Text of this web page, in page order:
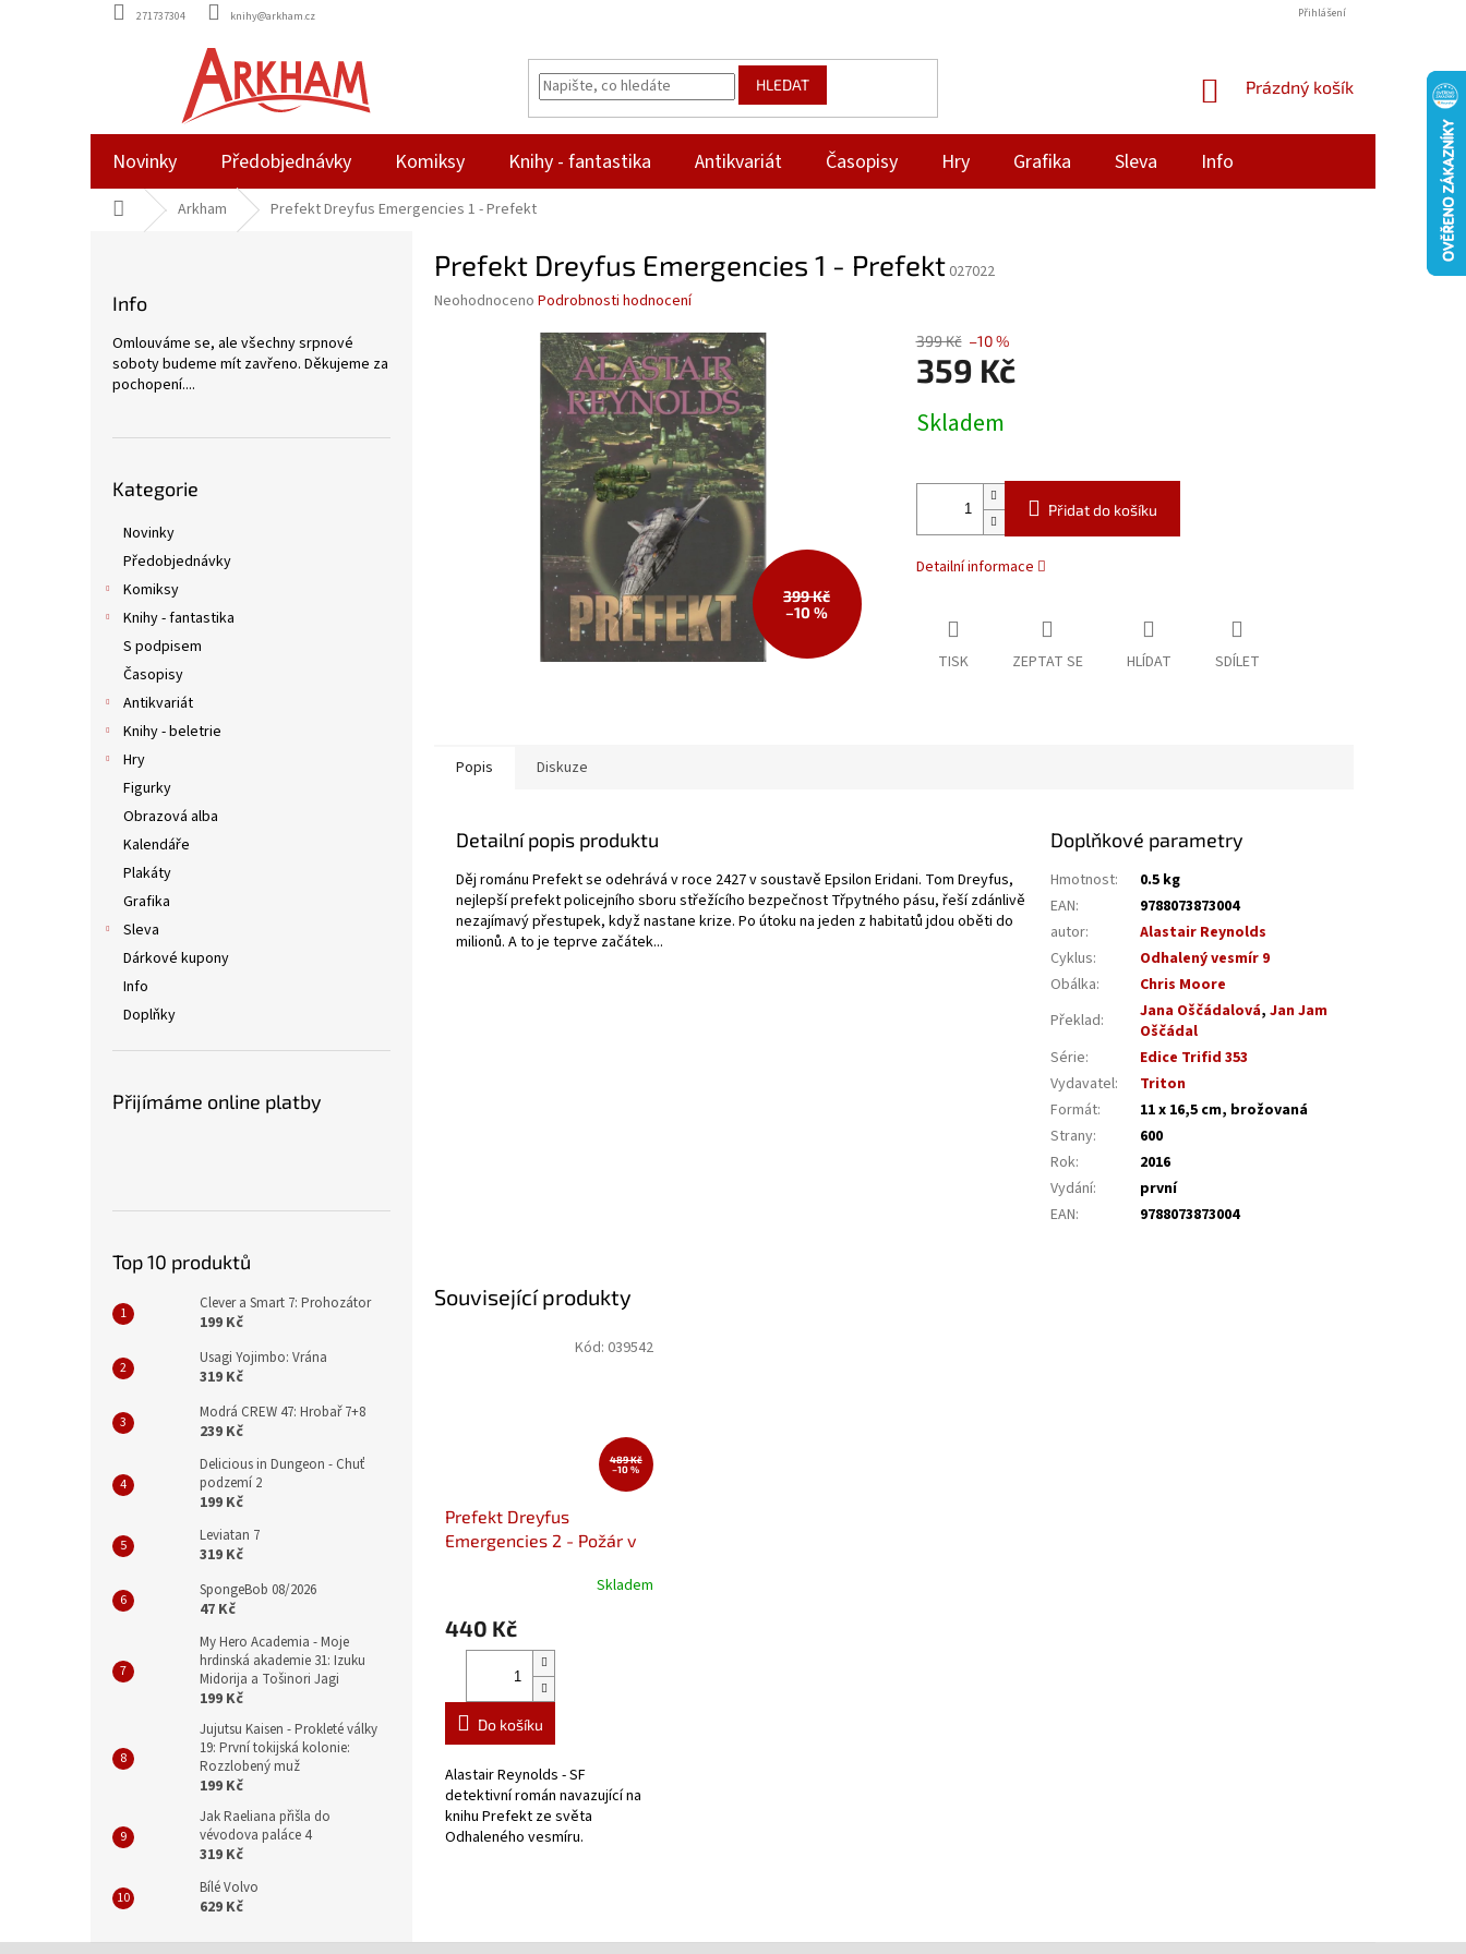
271737304 knihy@arkham.cz Přihlášení
HLEDAT
NÁKUPNÍ
Prázdný košík
Novinky Předobjednávky Komiksy Knihy - fantastika Antikvariát Časopisy Hry Grafika Sleva Info
Domů Arkham Prefekt Dreyfus Emergencies 1 - Prefekt
Info
Omlouváme se, ale všechny srpnové
soboty budeme mít zavřeno. Děkujeme za
pochopení....
kategorie
Kategorie
Novinky
Předobjednávky
Komiksy
Knihy - fantastika
S podpisem
Časopisy
Antikvariát
Knihy - beletrie
Hry
Figurky
Obrazová alba
Kalendáře
Plakáty
Grafika
Sleva
Dárkové kupony
Info
Doplňky
Přijímáme online platby
Top 10 produktů
Clever a Smart 7: Prohozátor
199 Kč
Usagi Yojimbo: Vrána
319 Kč
Modrá CREW 47: Hrobař 7+8
239 Kč
Delicious in Dungeon - Chuť
podzemí 2
199 Kč
Leviatan 7
319 Kč
SpongeBob 08/2026
47 Kč
My Hero Academia - Moje
hrdinská akademie 31: Izuku
Midorija a Tošinori Jagi
199 Kč
Jujutsu Kaisen - Prokleté války
19: První tokijská kolonie:
Rozzlobený muž
199 Kč
Jak Raeliana přišla do
vévodova paláce 4
319 Kč
Bílé Volvo
629 Kč
Prefekt Dreyfus Emergencies 1 - Prefekt 027022
Průměrné
Neohodnoceno Podrobnosti hodnocení
399 Kč
–10 %
399 Kč –10 %
359 Kč
cena:
Skladem
Přidat do košíku
Detailní informace
TISK ZEPTAT SE HLÍDAT SDÍLET
Související produkty
489 Kč
–10 %
Prefekt Dreyfus
Emergencies 2 - Požár v
Skladem
440 Kč
Do košíku
Alastair Reynolds - SF
detektivní román navazující na
knihu Prefekt ze světa
Odhaleného vesmíru.
Kód: 039542
Popis Diskuze
Detailní popis produktu
Děj románu Prefekt se odehrává v roce 2427 v soustavě Epsilon Eridani. Tom Dreyfus,
nejlepší prefekt policejního sboru střežícího bezpečnost Třpytného pásu, řeší zdánlivě
nezajímavý přestupek, když nastane krize. Po útoku na jeden z habitatů jdou oběti do
milionů. A to je teprve začátek...
Doplňkové parametry
Hmotnost:
0.5 kg
EAN:
9788073873004
autor:
Alastair Reynolds
Cyklus:
Odhalený vesmír 9
Obálka:
Chris Moore
Překlad: Jana Oščádalová,Jan Jam
Oščádal
Série:
Edice Trifid 353
Vydavatel:
Triton
Formát:
11 x 16,5 cm, brožovaná
Strany:
600
Rok:
2016
Vydání:
první
EAN: 9788073873004